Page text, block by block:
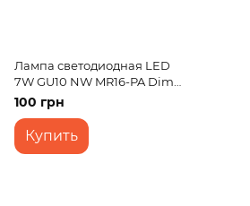
Лампа светодиодная LED
7W GU10 NW MR16-PA Dim
220V
100 грн
Купить